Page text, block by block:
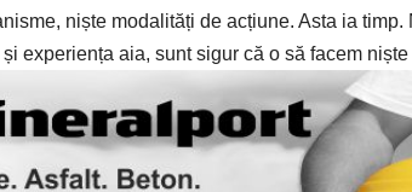
niște modalități de acțiune. Asta ia
experiența aia, sunt sigur că o să facem